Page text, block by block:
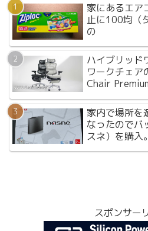
家にあるエア
止に100均（
の
ハイブリッド
ワークチェア
Chair
家内で場所を
なったのでバ
スネ）を購入。
スポンサー